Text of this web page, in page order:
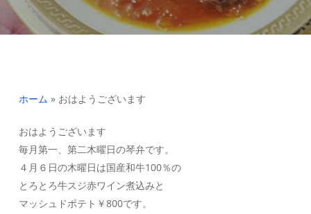
ホーム » おはようございます
おはようございます
毎月第一、第二木曜日の琴弁です。
４月６日の木曜日は国産和牛100％の
とろとろ牛スジ赤ワイン煮込みと
マッシュドポテト￥800です。